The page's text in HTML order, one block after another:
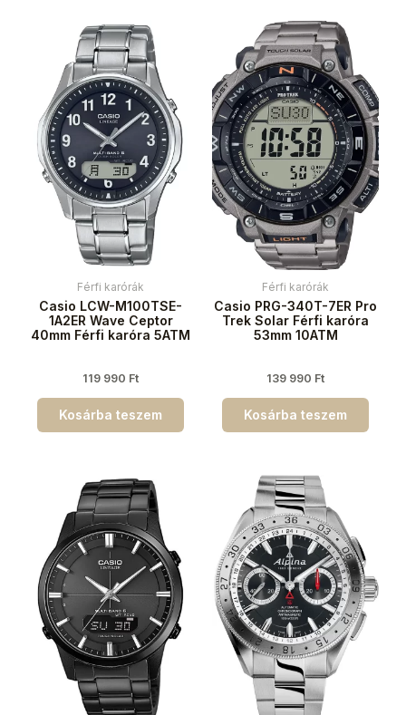
Férfi karórák
Casio LCW-M100TSE-
1A2ER Wave Ceptor
40mm Férfi karóra 5ATM
119 990 Ft
Kosárba teszem
Férfi karórák
Casio PRG-340T-7ER Pro
Trek Solar Férfi karóra
53mm 10ATM
139 990 Ft
Kosárba teszem